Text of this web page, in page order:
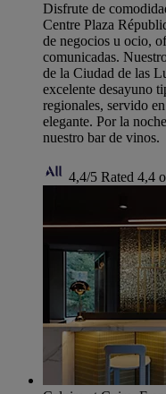
Disfrute de
Centre Plaza
de negocios u ocio,
comunicadas.
de la Ciudad de las
excelente desayuno
regionales, servido
elegante. Por la
nuestro bar de vinos.
4,4/5 Rated 4,4